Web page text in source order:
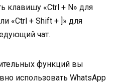
клавишу «Ctrl + N» для
«Ctrl + Shift + ]» для
чат.
функций вы
использовать WhatsApp